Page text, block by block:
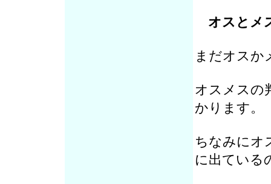
オスとメ
まだオスか
オスメスの
かります。
ちなみにオ
に出ている